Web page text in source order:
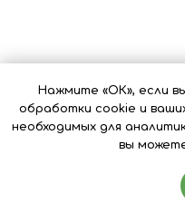
Нажмите «ОК», если
обработки cookie и
необходимых для
вы